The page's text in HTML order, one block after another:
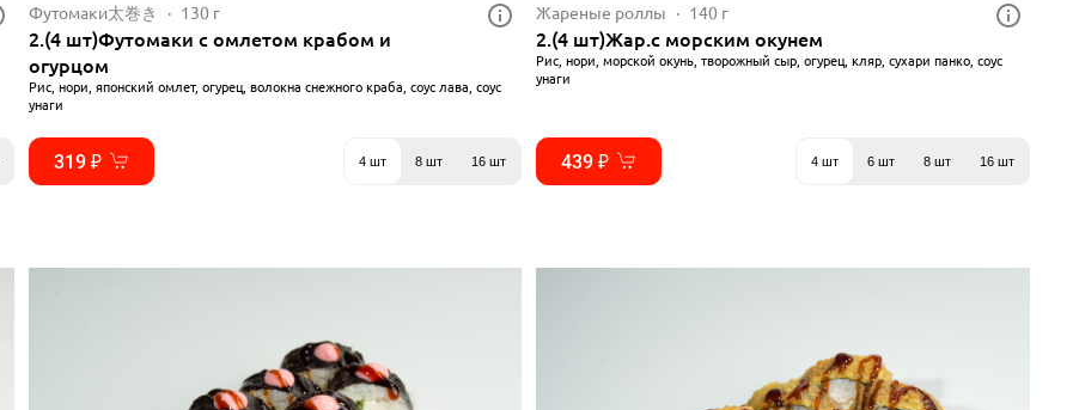
Футомаки太巻き 130 г
2.(4 шт)Футомаки с омлетом крабом и
огурцом
Рис, нори, японский омлет, огурец, волокна снежного краба, соус лава, соус
унаги
319 ₽ 4 шт 8 шт 16 шт
Жареные роллы 140 г
2.(4 шт)Жар.с морским окунем
Рис, нори, морской окунь, творожный сыр, огурец, кляр, сухари панко, соус
унаги
439 ₽ 4 шт 6 шт 8 шт 16 шт